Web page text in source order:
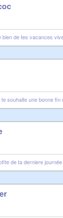
de tes vacances
souhaite une bonne
de ta derniere